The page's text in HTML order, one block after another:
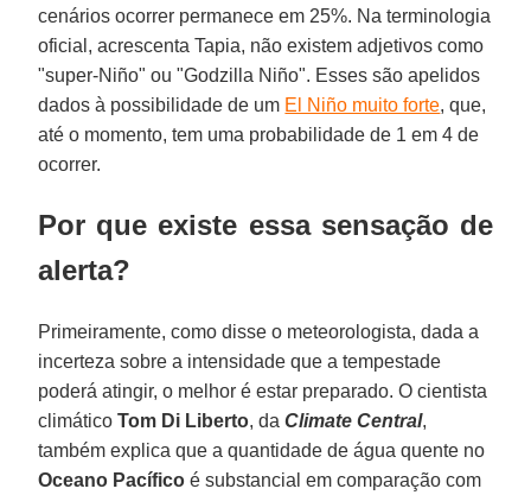
cenários ocorrer permanece em 25%. Na terminologia
oficial, acrescenta Tapia, não existem adjetivos como
"super-Niño" ou "Godzilla Niño". Esses são apelidos
dados à possibilidade de um El Niño muito forte, que,
até o momento, tem uma probabilidade de 1 em 4 de
ocorrer.
Por que existe essa sensação de
alerta?
Primeiramente, como disse o meteorologista, dada a
incerteza sobre a intensidade que a tempestade
poderá atingir, o melhor é estar preparado. O cientista
climáticoTom Di Liberto, da Climate Central,
também explica que a quantidade de água quente no
Oceano Pacífico é substancial em comparação com